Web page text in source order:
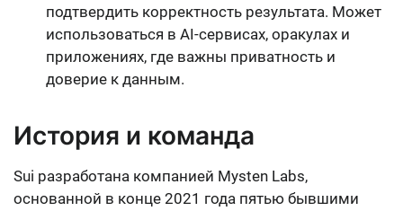
подтвердить корректность результата. Может
использоваться в AI-сервисах, оракулах и
приложениях, где важны приватность и
доверие к данным.
История и команда
Sui разработана компанией Mysten Labs,
основанной в конце 2021 года пятью бывшими